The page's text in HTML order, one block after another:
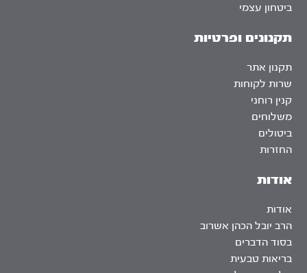
אודות
אודות
הרב יובל הכהן אשרוב
בסוד הדברים
בריאות טבעית
ביטחון עצמי
תקנונים ופרטיות
תקנון אתר
שרות לקוחות
קנין רוחני
משלוחים
ביטולים
החזרות